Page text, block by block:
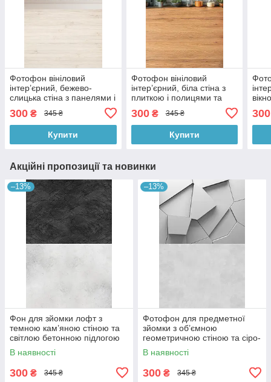
Фотофон вініловий
інтер’єрний, бежево-
слицька стіна з панелями і
світла дерев’яна підлога
60×90 см, №57142
300 ₴ 345 ₴
Купити
Фотофон вініловий
інтер’єрний, біла стіна з
плиткою і полицями та
тепла дерев’яна підлога,
фон 60×90 см, №57287
300₴ 345 ₴
Купити
300
Акційні пропозиції та новинки
–13%
Фон для зйомки лофт з
темною кам’яною стіною та
світлою бетонною підлогою
60×90 см, №57331
В наявності
300 ₴ 345 ₴
–13%
Фотофон для предметної
зйомки з об’ємною
геометричною стіною та сіро-
бетонною підлогою 60×90
см, №57397
В наявності
300 ₴ 345 ₴